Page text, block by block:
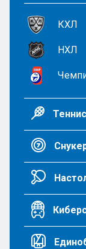
КХЛ
НХЛ
Теннис